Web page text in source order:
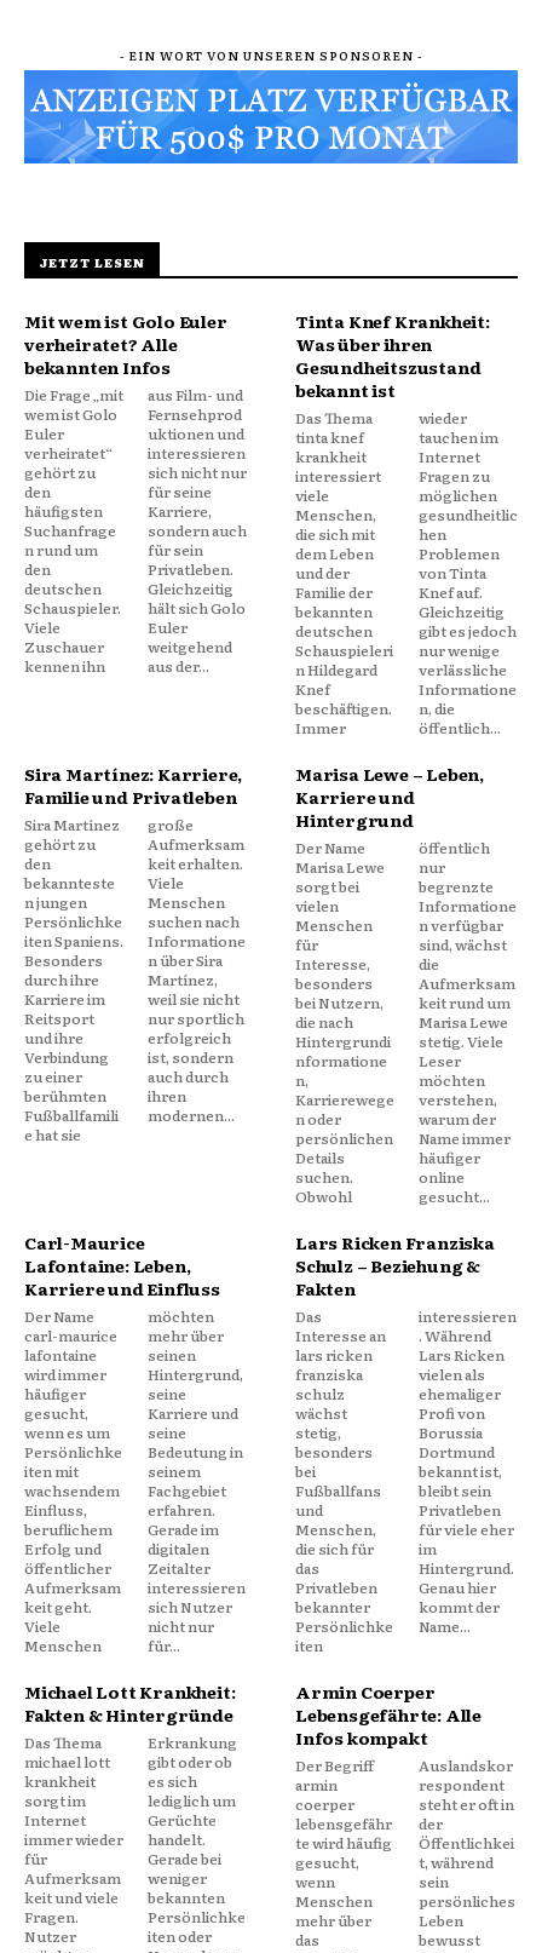
- EIN WORT VON UNSEREN SPONSOREN -
JETZT LESEN
Mit wem ist Golo Euler
verheiratet? Alle
bekannten Infos
Die Frage „mit
wem ist Golo
Euler
verheiratet“
gehört zu
den
häufigsten
Suchanfrage
n rund um
den
deutschen
Schauspieler.
Viele
Zuschauer
kennen ihn
aus Film- und
Fernsehprod
uktionen und
interessieren
sich nicht nur
für seine
Karriere,
sondern auch
für sein
Privatleben.
Gleichzeitig
hält sich Golo
Euler
weitgehend
aus der...
Tinta Knef Krankheit:
Was über ihren
Gesundheitszustand
bekannt ist
Das Thema
tinta knef
krankheit
interessiert
viele
Menschen,
die sich mit
dem Leben
und der
Familie der
bekannten
deutschen
Schauspieleri
n Hildegard
Knef
beschäftigen.
Immer
wieder
tauchen im
Internet
Fragen zu
möglichen
gesundheitlic
hen
Problemen
von Tinta
Knef auf.
Gleichzeitig
gibt es jedoch
nur wenige
verlässliche
Informatione
n, die
öffentlich...
Sira Martínez: Karriere,
Familie und Privatleben
Sira Martínez
gehört zu
den
bekannteste
n jungen
Persönlichke
iten Spaniens.
Besonders
durch ihre
Karriere im
Reitsport
und ihre
Verbindung
zu einer
berühmten
Fußballfamili
e hat sie
große
Aufmerksam
keit erhalten.
Viele
Menschen
suchen nach
Informatione
n über Sira
Martínez,
weil sie nicht
nur sportlich
erfolgreich
ist, sondern
auch durch
ihren
modernen...
Marisa Lewe – Leben,
Karriere und
Hintergrund
Der Name
Marisa Lewe
sorgt bei
vielen
Menschen
für
Interesse,
besonders
bei Nutzern,
die nach
Hintergrundi
nformatione
n,
Karrierewege
n oder
persönlichen
Details
suchen.
Obwohl
öffentlich
nur
begrenzte
Informatione
n verfügbar
sind, wächst
die
Aufmerksam
keit rund um
Marisa Lewe
stetig. Viele
Leser
möchten
verstehen,
warum der
Name immer
häufiger
online
gesucht...
Carl-Maurice
Lafontaine: Leben,
Karriere und Einfluss
Der Name
carl-maurice
lafontaine
wird immer
häufiger
gesucht,
wenn es um
Persönlichke
iten mit
wachsendem
Einfluss,
beruflichem
Erfolg und
öffentlicher
Aufmerksam
keit geht.
Viele
Menschen
möchten
mehr über
seinen
Hintergrund,
seine
Karriere und
seine
Bedeutung in
seinem
Fachgebiet
erfahren.
Gerade im
digitalen
Zeitalter
interessieren
sich Nutzer
nicht nur
für...
Lars Ricken Franziska
Schulz – Beziehung &
Fakten
Das
Interesse an
lars ricken
franziska
schulz
wächst
stetig,
besonders
bei
Fußballfans
und
Menschen,
die sich für
das
Privatleben
bekannter
Persönlichke
iten
interessieren
. Während
Lars Ricken
vielen als
ehemaliger
Profi von
Borussia
Dortmund
bekannt ist,
bleibt sein
Privatleben
für viele eher
im
Hintergrund.
Genau hier
kommt der
Name...
Michael Lott Krankheit:
Fakten & Hintergründe
Das Thema
michael lott
krankheit
sorgt im
Internet
immer wieder
für
Aufmerksam
keit und viele
Fragen.
Nutzer
Erkrankung
gibt oder ob
es sich
lediglich um
Gerüchte
handelt.
Gerade bei
weniger
bekannten
Persönlichke
iten oder
Armin Coerper
Lebensgefährte: Alle
Infos kompakt
Der Begriff
armin
coerper
lebensgefähr
te wird häufig
gesucht,
wenn
Menschen
mehr über
das
Auslandskor
respondent
steht er oft in
der
Öffentlichkei
t, während
sein
persönliches
Leben
bewusst